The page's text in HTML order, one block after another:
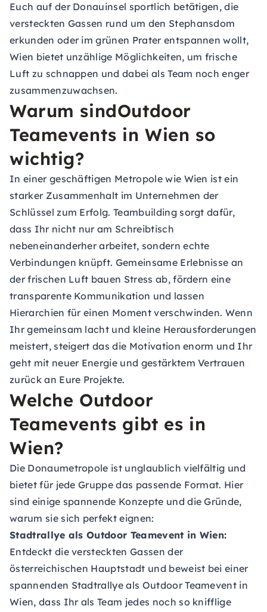
Euch auf der Donauinsel sportlich betätigen, die
versteckten Gassen rund um den Stephansdom
erkunden oder im grünen Prater entspannen wollt,
Wien bietet unzählige Möglichkeiten, um frische
Luft zu schnappen und dabei als Team noch enger
zusammenzuwachsen.
Warum sindOutdoor
Teamevents in Wien so
wichtig?
In einer geschäftigen Metropole wie Wien ist ein
starker Zusammenhalt im Unternehmen der
Schlüssel zum Erfolg. Teambuilding sorgt dafür,
dass Ihr nicht nur am Schreibtisch
nebeneinanderher arbeitet, sondern echte
Verbindungen knüpft. Gemeinsame Erlebnisse an
der frischen Luft bauen Stress ab, fördern eine
transparente Kommunikation und lassen
Hierarchien für einen Moment verschwinden. Wenn
Ihr gemeinsam lacht und kleine Herausforderungen
meistert, steigert das die Motivation enorm und Ihr
geht mit neuer Energie und gestärktem Vertrauen
zurück an Eure Projekte.
Welche Outdoor
Teamevents gibt es in
Wien?
Die Donaumetropole ist unglaublich vielfältig und
bietet für jede Gruppe das passende Format. Hier
sind einige spannende Konzepte und die Gründe,
warum sie sich perfekt eignen:
Stadtrallye als Outdoor Teamevent in Wien:
Entdeckt die versteckten Gassen der
österreichischen Hauptstadt und beweist bei einer
spannenden Stadtrallye als Outdoor Teamevent in
Wien, dass Ihr als Team jedes noch so knifflige